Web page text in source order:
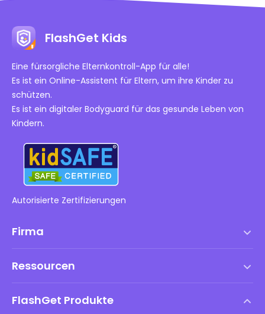
potenzielle Risiken besser zu managen und effektiver in
das digitale Leben ihrer Kinder einzugreifen. Daher ist
Lösung für elterliche Kontrolle suchen.
FlashGet Kids
Eine fürsorgliche Elternkontroll-App für alle!
Es ist ein Online-Assistent für Eltern, um ihre Kinder zu
schützen.
Es ist ein digitaler Bodyguard für das gesunde Leben von
Kindern.
Autorisierte Zertifizierungen
Firma
DMCA-Richtlinie
Ressourcen
FlashGet Produkte